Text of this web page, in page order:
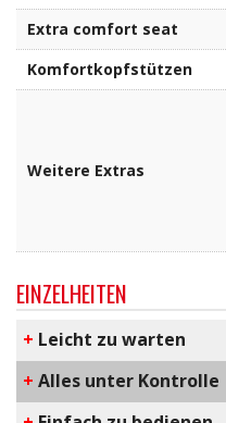
Extra comfort seat
Komfortkopfstützen
Weitere Extras
EINZELHEITEN
+ Leicht zu warten
+ Alles unter Kontrolle